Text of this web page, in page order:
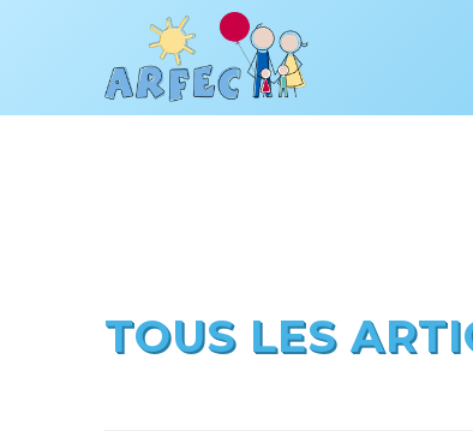
TOUS LES